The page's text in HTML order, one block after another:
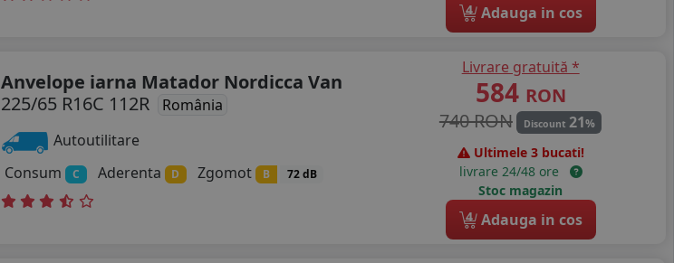
4 Adauga in cos
Anvelope iarna Matador Nordicca Van
225/65 R16C 112R
România
Autoutilitare
Consum
C Aderenta D Zgomot B 72 dB
Livrare gratuită *
584 RON
740 RON
Discount 21%
Ultimele 3 bucati!
livrare 24/48 ore
Stoc magazin
4 Adauga in cos